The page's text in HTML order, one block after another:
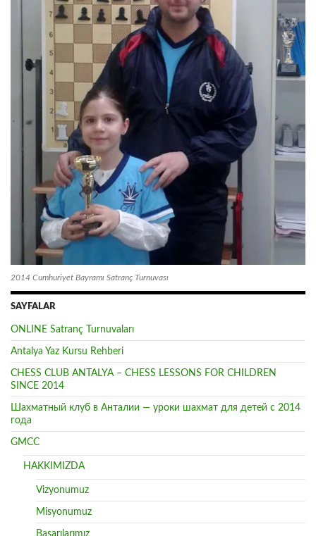
2014 Cumhuriyet Bayramı Satranç Turnuvası
SAYFALAR
ONLINE Satranç Turnuvaları
Antalya Yaz Kursu Rehberi
CHESS CLUB ANTALYA – CHESS LESSONS FOR CHILDREN
SINCE 2014
Шахматный клуб в Анталии — уроки шахмат для детей с 2014
года
GMCC
HAKKIMIZDA
Vizyonumuz
Misyonumuz
Başarılarımız